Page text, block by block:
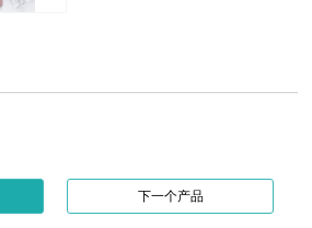
下一个产品